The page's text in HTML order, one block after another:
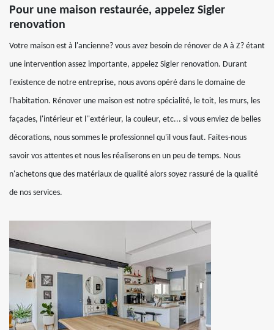
Pour une maison restaurée, appelez Sigler
renovation
Votre maison est à l'ancienne? vous avez besoin de rénover de A à Z? étant
une intervention assez importante, appelez Sigler renovation. Durant
l'existence de notre entreprise, nous avons opéré dans le domaine de
l'habitation. Rénover une maison est notre spécialité, le toit, les murs, les
façades, l'intérieur et l''extérieur, la couleur, etc... si vous enviez de belles
décorations, nous sommes le professionnel qu'il vous faut. Faites-nous
savoir vos attentes et nous les réaliserons en un peu de temps. Nous
n'achetons que des matériaux de qualité alors soyez rassuré de la qualité
de nos services.